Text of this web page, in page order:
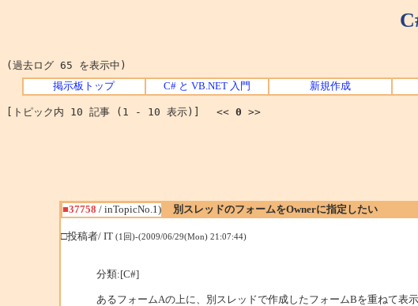
(過去ログ 65 を表示中)
掲示板トップ C# と VB.NET 入門 新規作成
[トピック内 10 記事 (1 - 10 表示)] << 0 >>
■37758 / inTopicNo.1)
別スレッドのフォームをOwnerに指定したい
□投稿者/ IT (1回)-(2009/06/29(Mon) 21:07:44)
分類:[C#]
あるフォームAの上に、別スレッドで作成したフォームBを重ねて表